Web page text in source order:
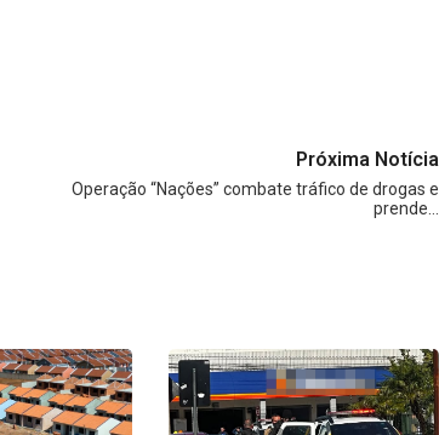
Próxima Notícia
Operação “Nações” combate tráfico de drogas e
prende…